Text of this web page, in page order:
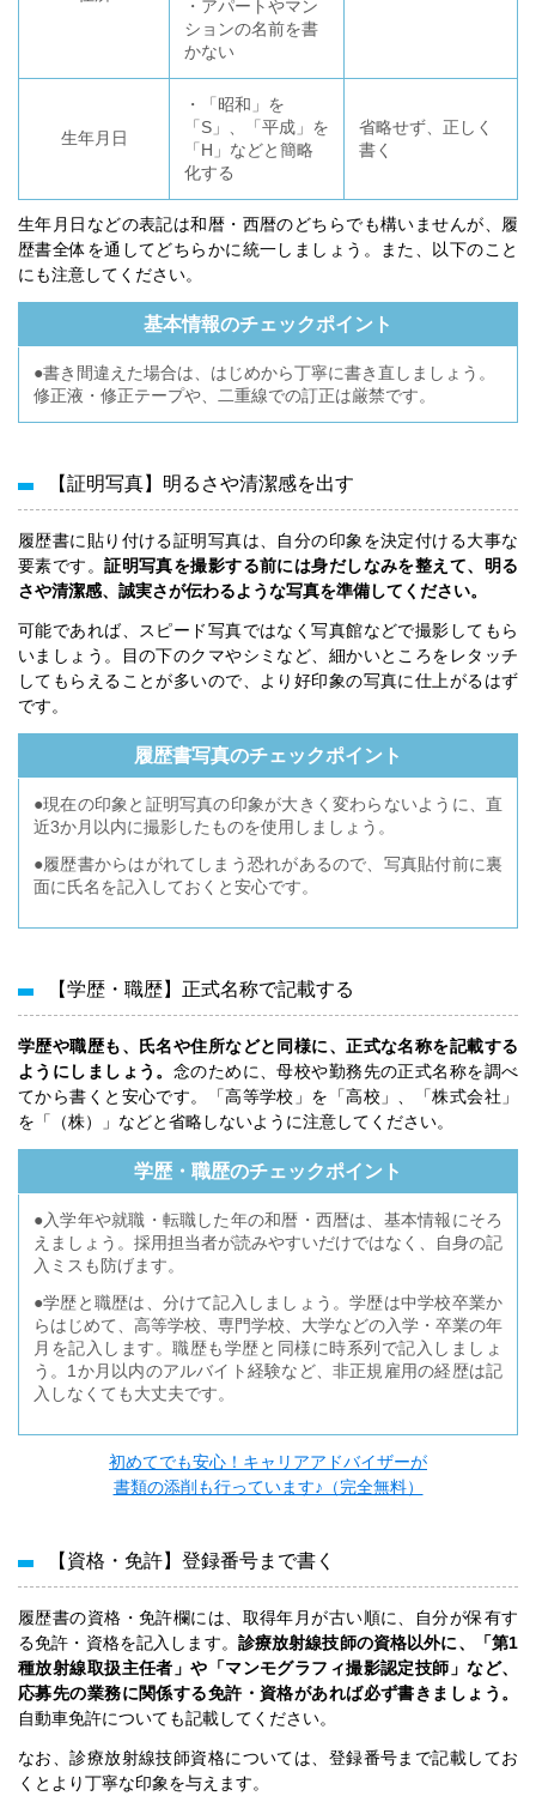
・アパートやマン
ションの名前を書
かない
生年月日
・「昭和」を
「S」、「平成」を
「H」などと簡略
化する
省略せず、正しく
書く
生年月日などの表記は和暦・西暦のどちらでも構いませんが、履
歴書全体を通してどちらかに統一しましょう。また、以下のこと
にも注意してください。
基本情報のチェックポイント
●書き間違えた場合は、はじめから丁寧に書き直しましょう。
修正液・修正テープや、二重線での訂正は厳禁です。
【証明写真】明るさや清潔感を出す
履歴書に貼り付ける証明写真は、自分の印象を決定付ける大事な
要素です。証明写真を撮影する前には身だしなみを整えて、明る
さや清潔感、誠実さが伝わるような写真を準備してください。
可能であれば、スピード写真ではなく写真館などで撮影してもら
いましょう。目の下のクマやシミなど、細かいところをレタッチ
してもらえることが多いので、より好印象の写真に仕上がるはず
です。
履歴書写真のチェックポイント
●現在の印象と証明写真の印象が大きく変わらないように、直
近3か月以内に撮影したものを使用しましょう。
●履歴書からはがれてしまう恐れがあるので、写真貼付前に裏
面に氏名を記入しておくと安心です。
【学歴・職歴】正式名称で記載する
学歴や職歴も、氏名や住所などと同様に、正式な名称を記載する
ようにしましょう。 念のために、母校や勤務先の正式名称を調べ
てから書くと安心です。「高等学校」を「高校」、「株式会社」
を「（株）」などと省略しないように注意してください。
学歴・職歴のチェックポイント
●入学年や就職・転職した年の和暦・西暦は、基本情報にそろ
えましょう。採用担当者が読みやすいだけではなく、自身の記
入ミスも防げます。
●学歴と職歴は、分けて記入しましょう。学歴は中学校卒業か
らはじめて、高等学校、専門学校、大学などの入学・卒業の年
月を記入します。職歴も学歴と同様に時系列で記入しましょ
う。1か月以内のアルバイト経験など、非正規雇用の経歴は記
入しなくても大丈夫です。
初めてでも安心！キャリアアドバイザーが
書類の添削も行っています♪（完全無料）
【資格・免許】登録番号まで書く
履歴書の資格・免許欄には、取得年月が古い順に、自分が保有す
る免許・資格を記入します。 診療放射線技師の資格以外に、「第1
種放射線取扱主任者」や「マンモグラフィ撮影認定技師」など、
応募先の業務に関係する免許・資格があれば必ず書きましょう。
自動車免許についても記載してください。
なお、診療放射線技師資格については、登録番号まで記載してお
くとより丁寧な印象を与えます。